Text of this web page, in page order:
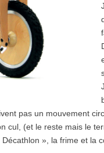
pas un mouvement
cul, (et le reste mais le
», la frime et la